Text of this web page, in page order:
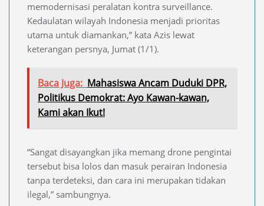
memodernisasi peralatan kontra surveillance.
Kedaulatan wilayah Indonesia menjadi prioritas
utama untuk diamankan,” kata Azis lewat
keterangan persnya, Jumat (1/1).
Baca Juga: Mahasiswa Ancam Duduki DPR,
Politikus Demokrat: Ayo Kawan-kawan,
Kami akan Ikut!
“Sangat disayangkan jika memang drone pengintai
tersebut bisa lolos dan masuk perairan Indonesia
tanpa terdeteksi, dan cara ini merupakan tidakan
ilegal,” sambungnya.